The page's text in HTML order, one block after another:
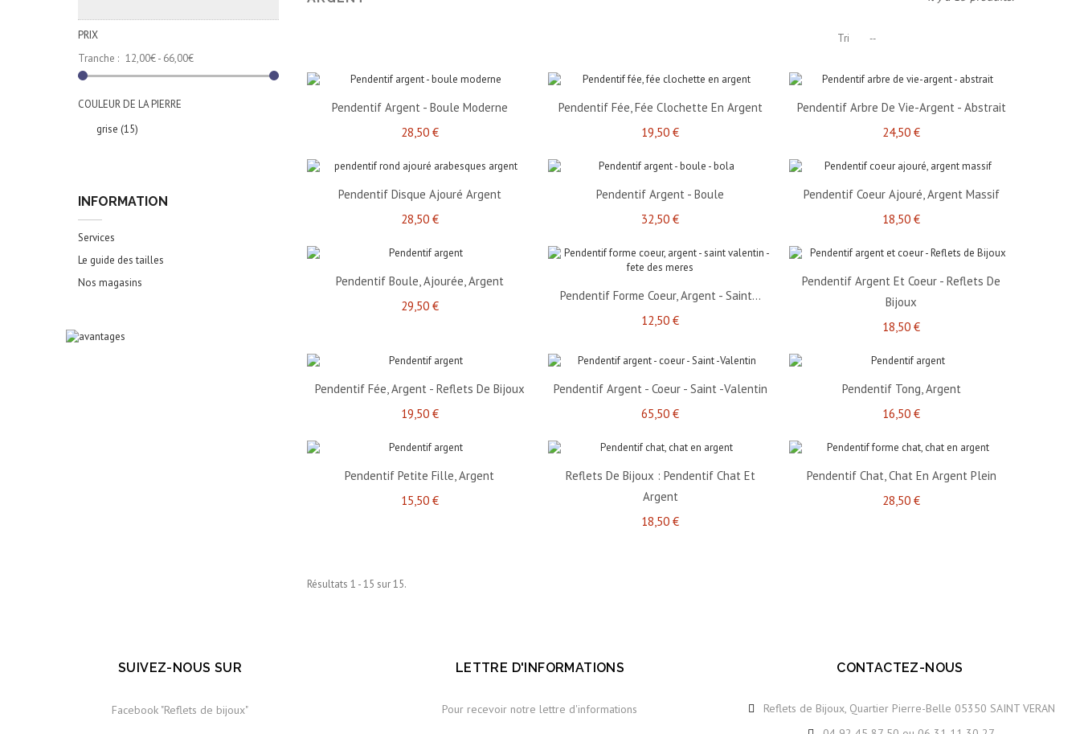
PRIX
Tranche : 12,00€ - 66,00€
COULEUR DE LA PIERRE
grise (15)
INFORMATION
Services
Le guide des tailles
Nos magasins
Tri --
Pendentif Argent - Boule Moderne
28,50 €
Pendentif Fée, Fée Clochette En Argent
19,50 €
Pendentif Arbre De Vie-Argent - Abstrait
24,50 €
Pendentif Disque Ajouré Argent
28,50 €
Pendentif Argent - Boule
32,50 €
Pendentif Coeur Ajouré, Argent Massif
18,50 €
Pendentif Boule, Ajourée, Argent
29,50 €
Pendentif Forme Coeur, Argent - Saint...
12,50 €
Pendentif Argent Et Coeur - Reflets De
Bijoux
18,50 €
Pendentif Fée, Argent - Reflets De Bijoux
19,50 €
Pendentif Argent - Coeur - Saint -Valentin
65,50 €
Pendentif Tong, Argent
16,50 €
Pendentif Petite Fille, Argent
15,50 €
Reflets De Bijoux : Pendentif Chat Et
Argent
18,50 €
Pendentif Chat, Chat En Argent Plein
28,50 €
Résultats 1 - 15 sur 15.
SUIVEZ-NOUS SUR
Facebook "Reflets de bijoux"
LETTRE D'INFORMATIONS
Pour recevoir notre lettre d'informations
CONTACTEZ-NOUS
Reflets de Bijoux, Quartier Pierre-Belle 05350 SAINT VERAN